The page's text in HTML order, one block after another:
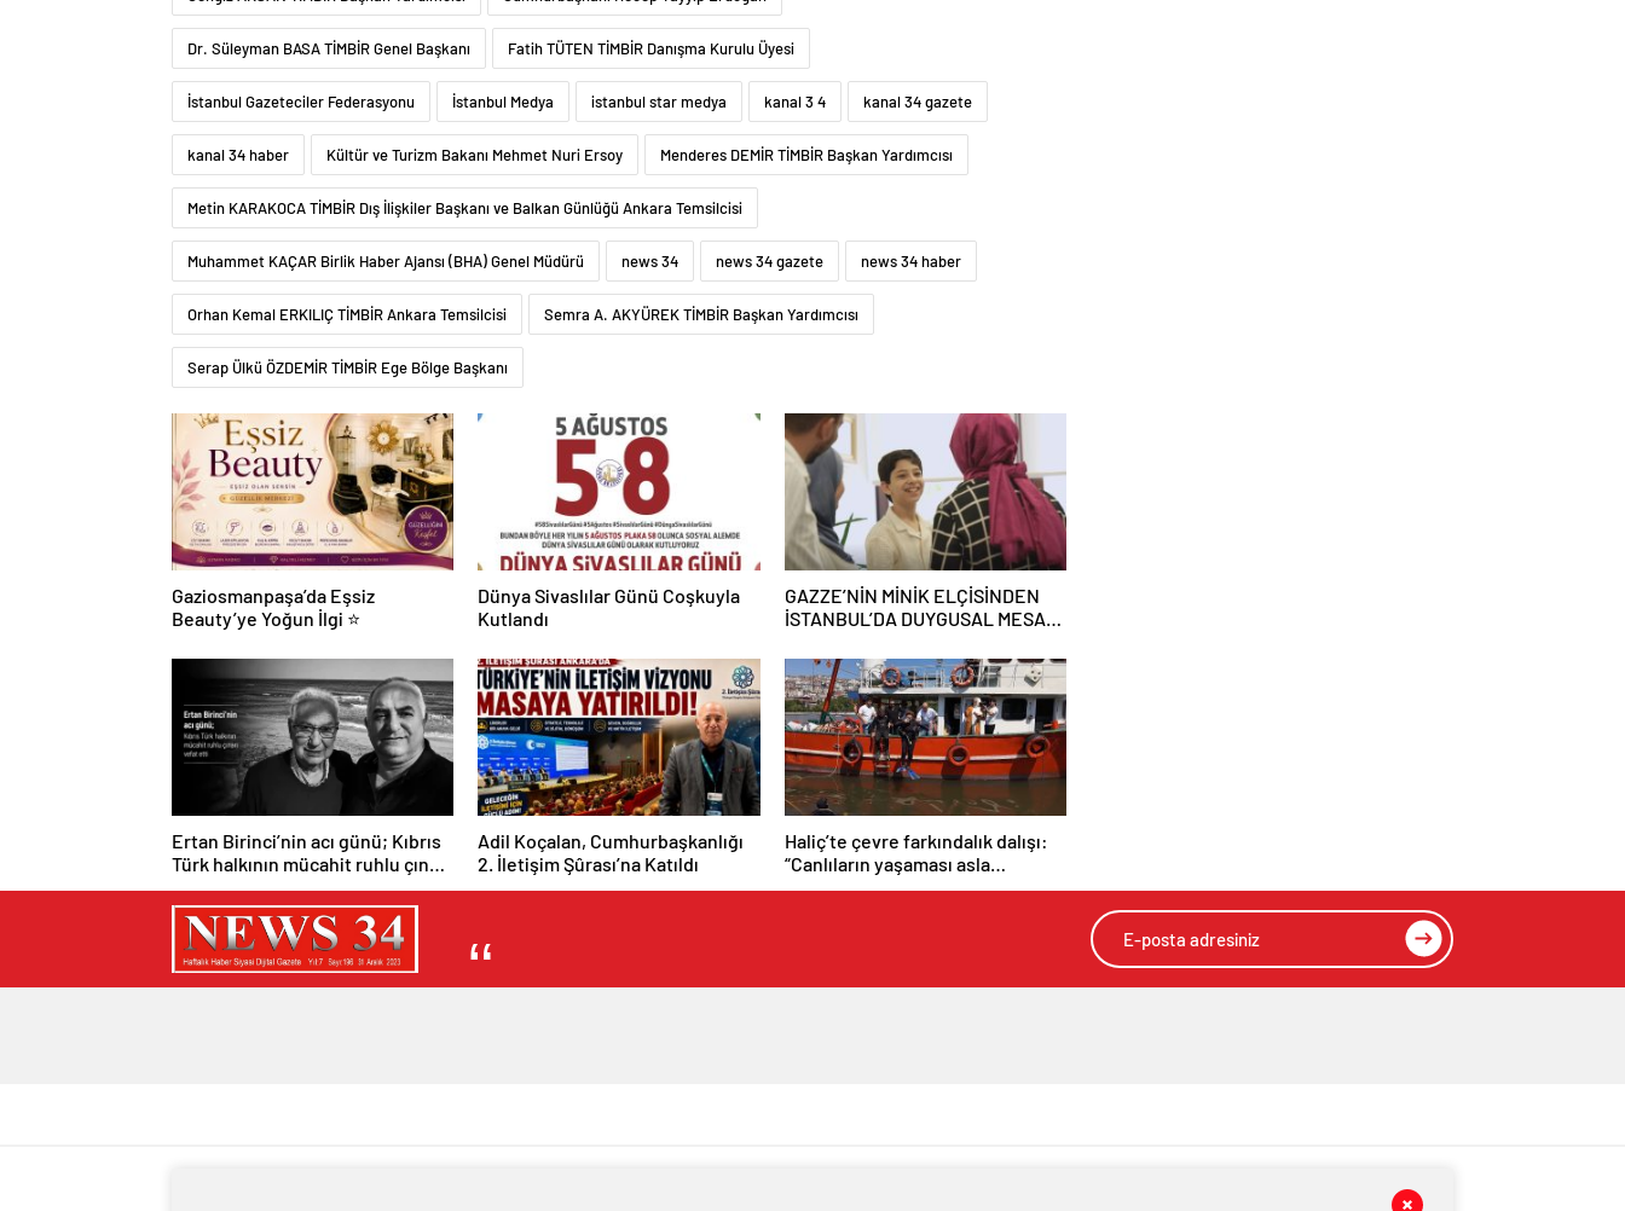
Dr. Süleyman BASA TİMBİR Genel Başkanı Fatih TÜTEN TİMBİR Danışma Kurulu Üyesi
İstanbul Gazeteciler Federasyonu İstanbul Medya istanbul star medya kanal 3 4 kanal 34 gazete
kanal 34 haber Kültür ve Turizm Bakanı Mehmet Nuri Ersoy Menderes DEMİR TİMBİR Başkan Yardımcısı
Metin KARAKOCA TİMBİR Dış İlişkiler Başkanı ve Balkan Günlüğü Ankara Temsilcisi
Muhammet KAÇAR Birlik Haber Ajansı (BHA) Genel Müdürü news 34 news 34 gazete news 34 haber
Orhan Kemal ERKILIÇ TİMBİR Ankara Temsilcisi Semra A. AKYÜREK TİMBİR Başkan Yardımcısı
Serap Ülkü ÖZDEMİR TİMBİR Ege Bölge Başkanı
Gaziosmanpaşa’da Eşsiz
Beauty’ye Yoğun İlgi ⭐
Dünya Sivaslılar Günü Coşkuyla
Kutlandı
GAZZE’NİN MİNİK ELÇİSİNDEN
İSTANBUL’DA DUYGUSAL MESAJ:
Ertan Birinci’nin acı günü; Kıbrıs
Türk halkının mücahit ruhlu çınarı
vefat etti
Adil Koçalan, Cumhurbaşkanlığı
2. İletişim Şûrası’na Katıldı
Haliç’te çevre farkındalık dalışı:
“Canlıların yaşaması asla
mümkün değil”